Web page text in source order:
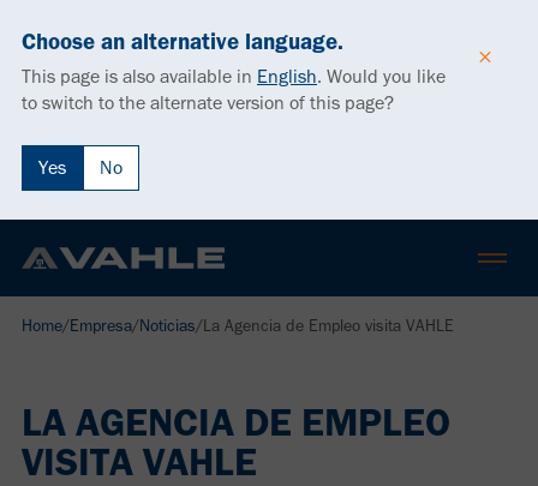
Choose an alternative language.
This page is also available in English. Would you like
to switch to the alternate version of this page?
Yes No
Home/Empresa/Noticias/La Agencia de Empleo visita VAHLE
LA AGENCIA DE EMPLEO
VISITA VAHLE